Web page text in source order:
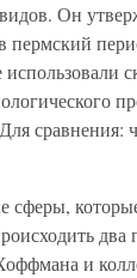
Он
сравнения:
и